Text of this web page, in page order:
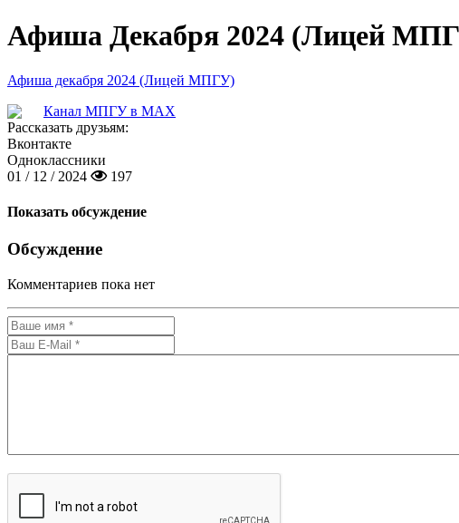
Афиша Декабря 2024 (Лицей
Афиша декабря 2024 (Лицей МПГУ)
Канал МПГУ в MAX
Рассказать друзьям:
Вконтакте
Одноклассники
01 / 12 / 2024
197
Показать обсуждение
Обсуждение
Комментариев пока нет